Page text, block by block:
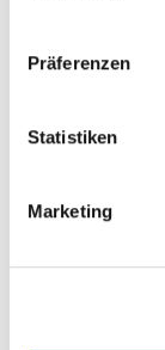
Präferenzen
Statistiken
Marketing